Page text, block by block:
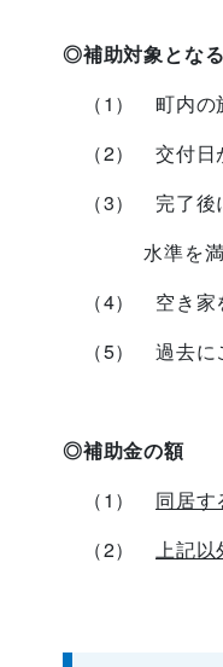
◎補助対象とな
（1） 町内の
（2） 交付日
（3） 完了後
水準を満
（4） 空き家
（5） 過去に
◎補助金の額
（1） 同居す
（2） 上記以